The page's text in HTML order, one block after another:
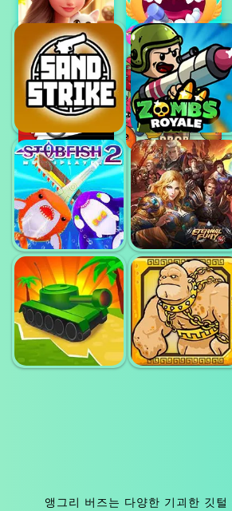
SANDSTRIKE IO
ZOMBS
ROYALE
STABFISH2 IO 영원한 분노
앵그리 버즈는 다양한 기괴한 깃